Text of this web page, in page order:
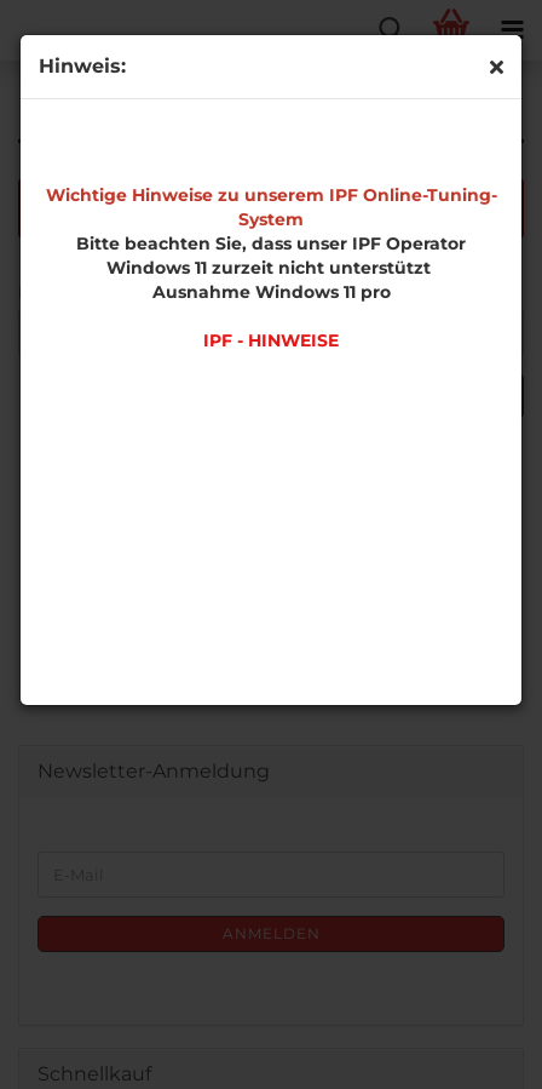
Hinweis:
Wichtige Hinweise zu unserem IPF Online-Tuning-
System
Bitte beachten Sie, dass unser IPF Operator
Windows 11 zurzeit nicht unterstützt
Ausnahme Windows 11 pro
IPF - HINWEISE
Die Suche ergab keine genauen Treffer.
Möchten Sie noch einmal suchen?
Newsletter-Anmeldung
ANMELDEN
Schnellkauf